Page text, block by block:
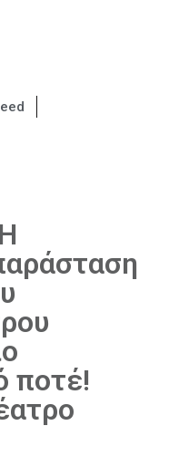
ποτέ!